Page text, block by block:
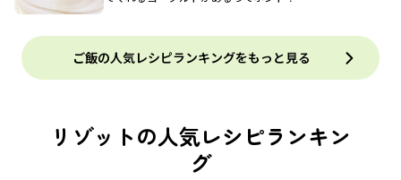
ご飯の人気レシピランキングをもっと見る
リゾットの人気レシピランキン
グ